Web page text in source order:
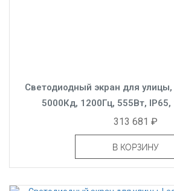
Светодиодный экран для
5000Кд, 1200Гц, 555Вт,
313 681 ₽
В КОРЗИНУ